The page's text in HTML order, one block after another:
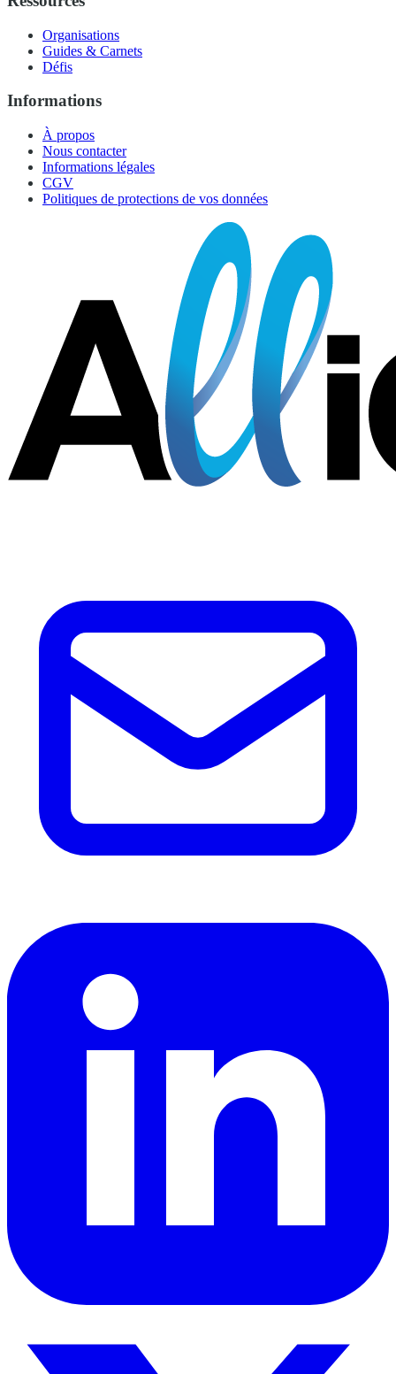
Organisations
Guides & Carnets
Défis
Informations
À propos
Nous contacter
Informations légales
CGV
Politiques de protections de vos données